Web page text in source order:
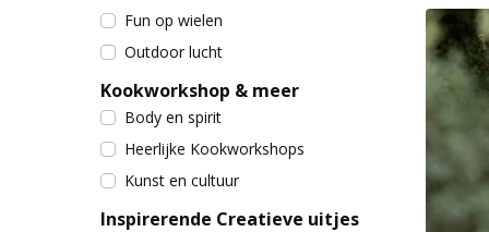
Fun op wielen
Outdoor lucht
Kookworkshop & meer
Body en spirit
Heerlijke Kookworkshops
Kunst en cultuur
Inspirerende Creatieve uitjes